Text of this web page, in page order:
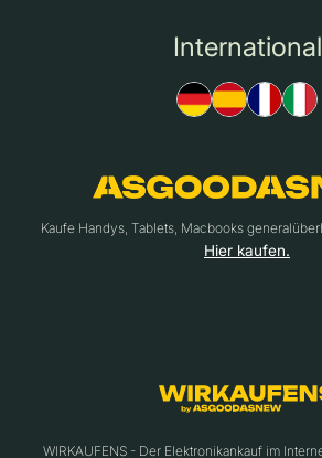
International
Kaufe Handys, Tablets, Macbooks
Hier kaufen.
WIRKAUFENS - Der Elektronikankauf im